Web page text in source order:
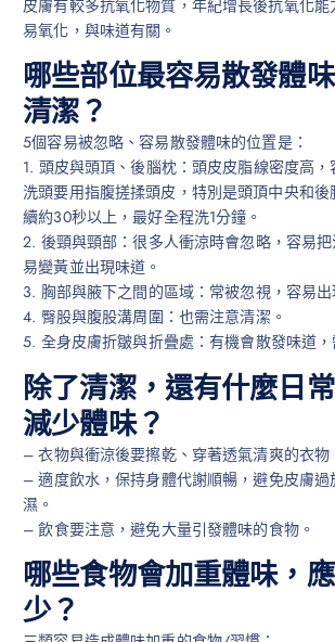
皮膚有較多抗氧化物質，年紀增長後抗氧化
易氧化，與味道有關。
哪些部位最容易散發體
清潔？
5個容易被忽略、容易散發體味的位置是：
1. 頭皮與頭頂、後腦枕：頭皮皮脂線密度高
洗頭要用指腹搓揉頭皮，特別是頭頂中央和
續約30秒以上，最好全程洗1分鐘。
2. 後頸與頸部：很多人衝涼時會忽略，容易
易變黃並出現味道。
3. 胸部與腋下之間的區域：常被忽視，容易出
4. 臀股與腹股溝周圍：也需注意清潔。
5. 全身皮膚折皺與折疊處：有機會散發味道，
除了清潔，還有什麼日
減少體味？
– 衣物與衝涼後要擦乾、穿著透氣清爽的衣物
– 適度飲水，保持身體代謝順暢，避免皮膚過
濕。
– 飲食要注意，避免大量引發體味的食物。
哪些食物會加重體味，
少？